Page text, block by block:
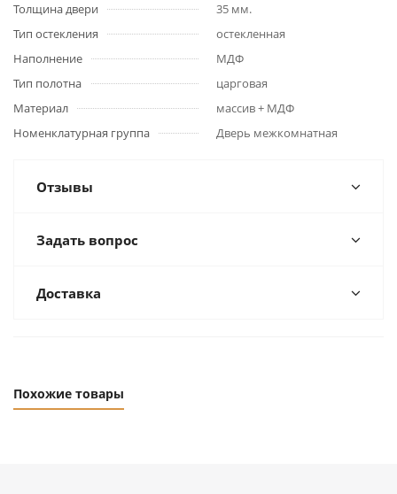
Толщина двери
35 мм.
Тип остекления
остекленная
Наполнение
МДФ
Тип полотна
царговая
Материал
массив + МДФ
Номенклатурная группа
Дверь межкомнатная
Отзывы
Задать вопрос
Доставка
Похожие товары